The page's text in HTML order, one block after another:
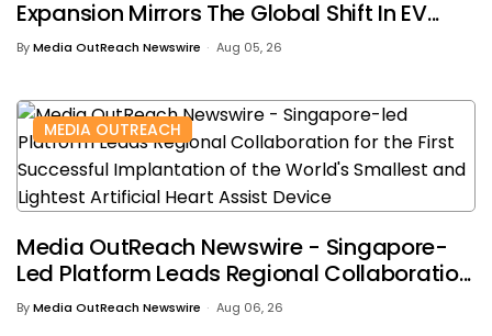
Expansion Mirrors The Global Shift In EV...
ByMedia OutReach Newswire Aug 05, 26
MEDIA OUTREACH
Media OutReach Newswire - Singapore-
Led Platform Leads Regional Collaboratio...
ByMedia OutReach Newswire Aug 06, 26